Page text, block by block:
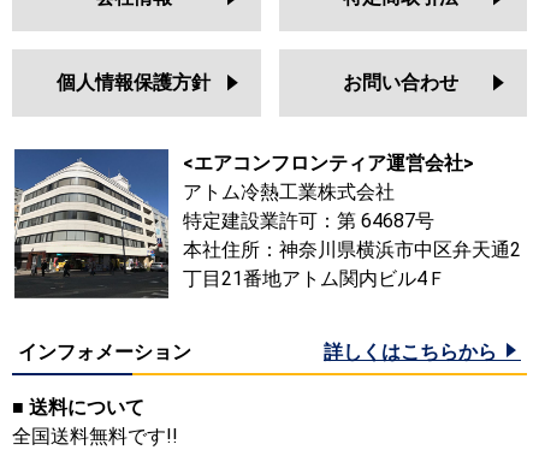
個人情報保護方針 お問い合わせ
<エアコンフロンティア運営会社>
アトム冷熱工業株式会社
特定建設業許可：第 64687号
本社住所：神奈川県横浜市中区弁天通2
丁目21番地アトム関内ビル4Ｆ
インフォメーション 詳しくはこちらから
■ 送料について
全国送料無料です!!